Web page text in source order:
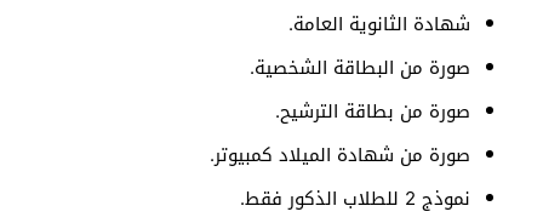
شهادة الثانوية العامة.
صورة من البطاقة الشخصية.
صورة من بطاقة الترشيح.
صورة من شهادة الميلاد كمبيوتر.
نموذج 2 للطلاب الذكور فقط.